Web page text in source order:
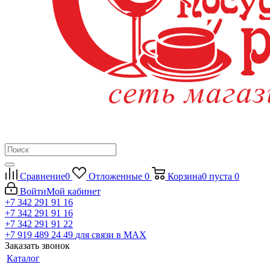
Сравнение0 Отложенные 0 Корзина0 пуста 0
ВойтиМой кабинет
+7 342 291 91 16
+7 342 291 91 16
+7 342 291 91 22
+7 919 489 24 49 для связи в МАХ
Заказать звонок
Каталог